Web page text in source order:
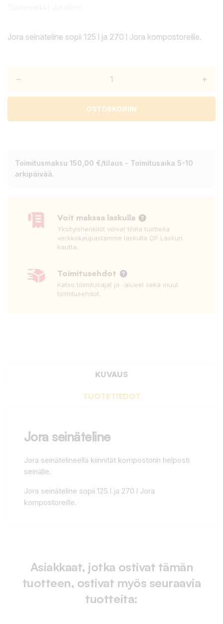
Jora seinäteline sopii 125 l ja 270 l Jora kompostoreille.
– +
OSTOSKORIIN
Toimitusmaksu 150,00 €/tilaus - Toimitusaika 5-10
arkipäivää.
Voit maksaa laskulla
Yksityishenkilöt voivat tilata tuotteita
verkkokaupastamme laskulla OP Laskun
kautta.
Toimitusehdot
Katso toimitusajat ja -alueet sekä muut
toimitusehdot.
KUVAUS
TUOTETIEDOT
Jora seinäteline
Jora seinätelineellä kiinnität kompostorin helposti
seinälle.
Jora seinäteline sopii 125 l ja 270 l Jora
kompostoreille.
Asiakkaat, jotka ostivat tämän
tuotteen, ostivat myös seuraavia
tuotteita: